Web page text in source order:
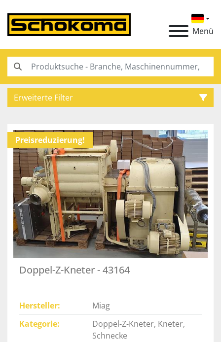
Menü
Erweiterte Filter
Hersteller
Preisreduzierung!
Doppel-Z-Kneter - 43164
Hersteller
Miag
Kategorie
Doppel-Z-Kneter, Kneter,
Schnecke